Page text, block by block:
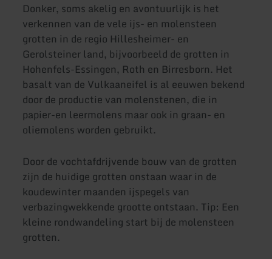
Donker, soms akelig en avontuurlijk is het
verkennen van de vele ijs- en molensteen
grotten in de regio Hillesheimer- en
Gerolsteiner land, bijvoorbeeld de grotten in
Hohenfels-Essingen, Roth en Birresborn. Het
basalt van de Vulkaaneifel is al eeuwen bekend
door de productie van molenstenen, die in
papier-en leermolens maar ook in graan- en
oliemolens worden gebruikt.
Door de vochtafdrijvende bouw van de grotten
zijn de huidige grotten onstaan waar in de
koudewinter maanden ijspegels van
verbazingwekkende grootte ontstaan. Tip: Een
kleine rondwandeling start bij de molensteen
grotten.